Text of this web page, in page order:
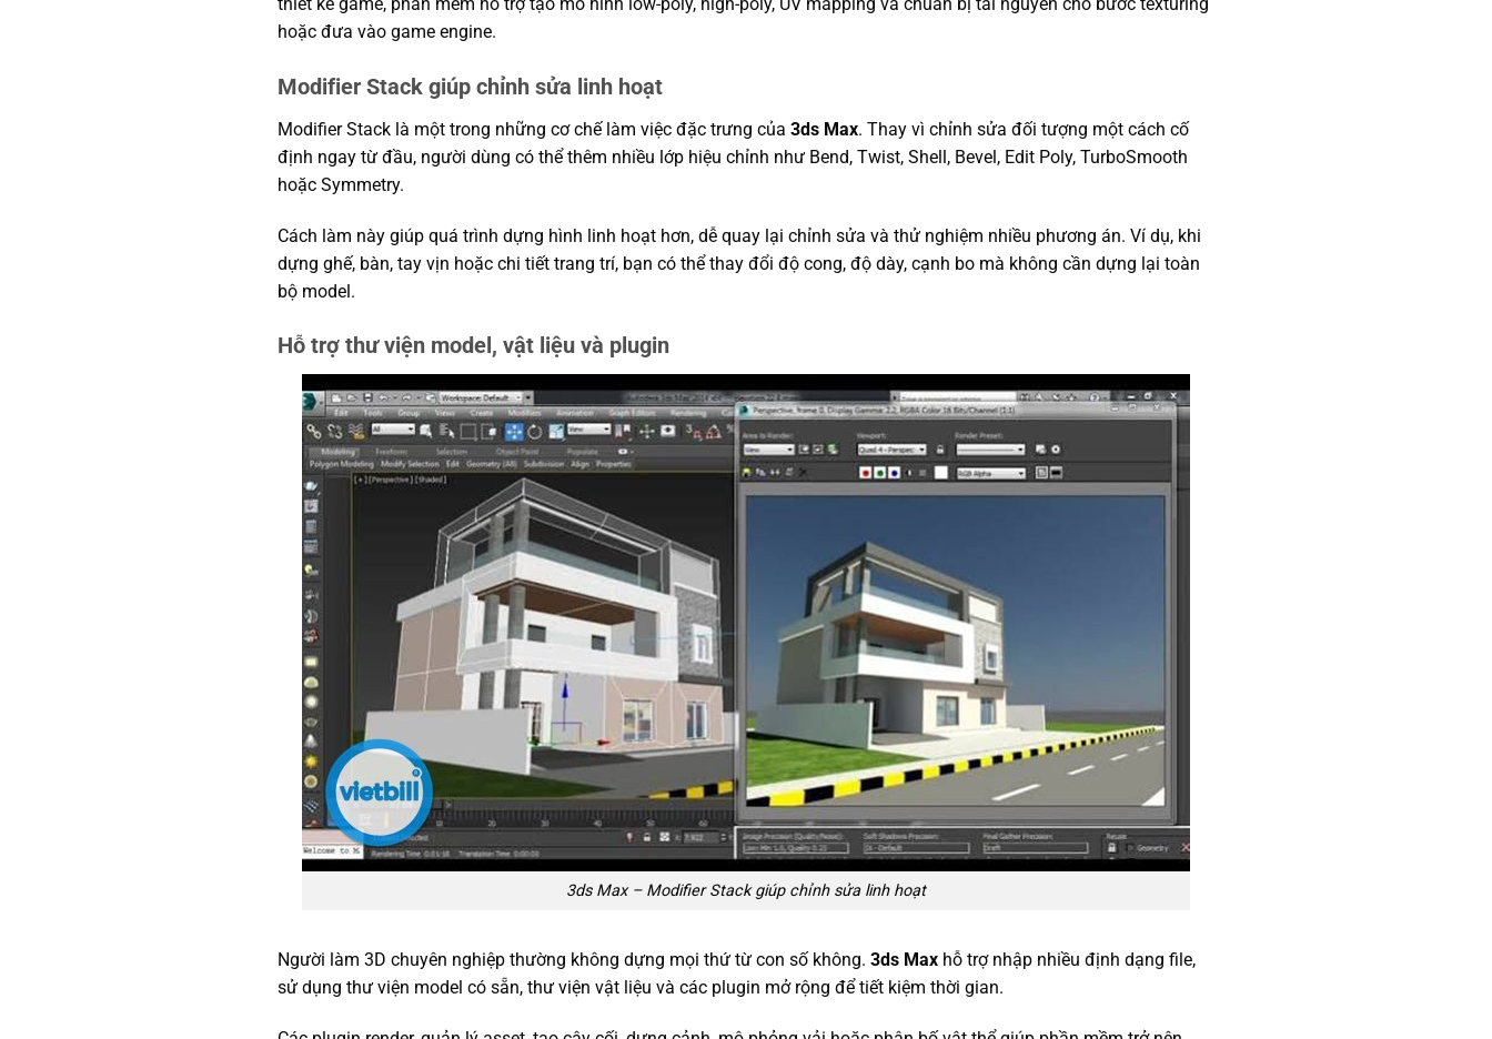
hoặc đưa vào game engine.
Modifier Stack giúp chỉnh sửa linh hoạt
Modifier Stack là một trong những cơ chế làm việc đặc trưng của 3ds Max. Thay vì chỉnh sửa đối tượng một cách cố
định ngay từ đầu, người dùng có thể thêm nhiều lớp hiệu chỉnh như Bend, Twist, Shell, Bevel, Edit Poly, TurboSmooth
hoặc Symmetry.
Cách làm này giúp quá trình dựng hình linh hoạt hơn, dễ quay lại chỉnh sửa và thử nghiệm nhiều phương án. Ví dụ, khi
dựng ghế, bàn, tay vịn hoặc chi tiết trang trí, bạn có thể thay đổi độ cong, độ dày, cạnh bo mà không cần dựng lại toàn
bộ model.
Hỗ trợ thư viện model, vật liệu và plugin
3ds Max – Modifier Stack giúp chỉnh sửa linh hoạt
Người làm 3D chuyên nghiệp thường không dựng mọi thứ từ con số không. 3ds Maxhỗ trợ nhập nhiều định dạng file,
sử dụng thư viện model có sẵn, thư viện vật liệu và các plugin mở rộng để tiết kiệm thời gian.